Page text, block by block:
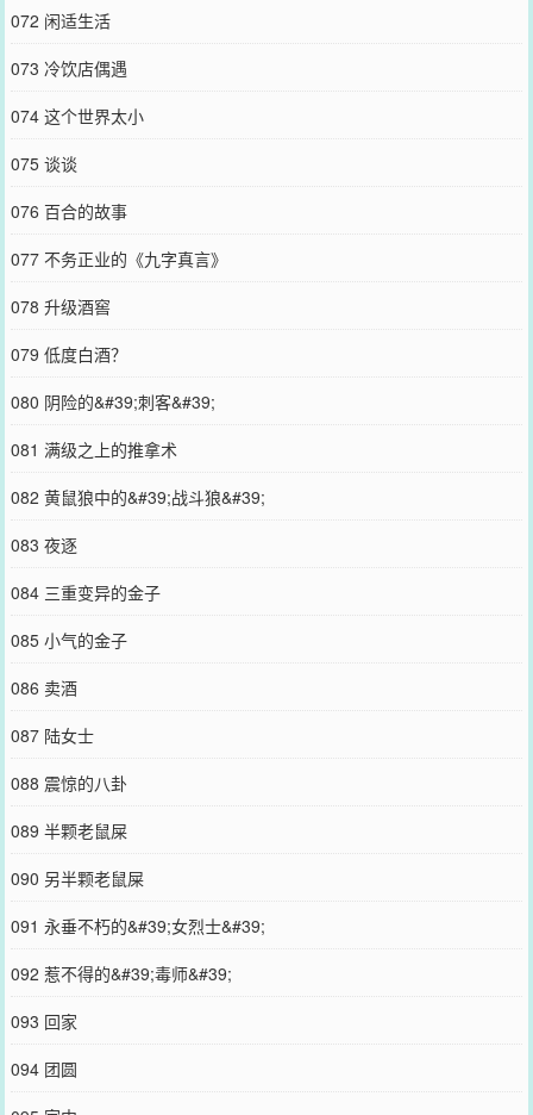
072 闲适生活
073 冷饮店偶遇
074 这个世界太小
075 谈谈
076 百合的故事
077 不务正业的《九字真言》
078 升级酒窖
079 低度白酒？
080 阴险的&#39;刺客&#39;
081 满级之上的推拿术
082 黄鼠狼中的&#39;战斗狼&#39;
083 夜逐
084 三重变异的金子
085 小气的金子
086 卖酒
087 陆女士
088 震惊的八卦
089 半颗老鼠屎
090 另半颗老鼠屎
091 永垂不朽的&#39;女烈士&#39;
092 惹不得的&#39;毒师&#39;
093 回家
094 团圆